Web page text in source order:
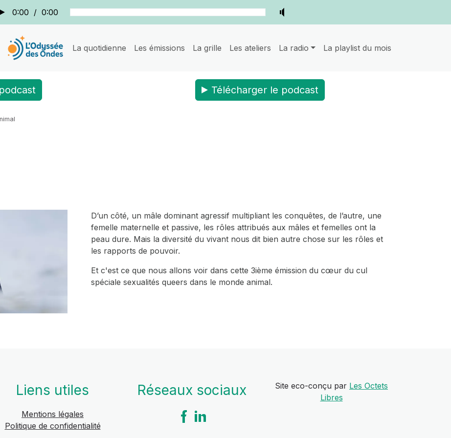
0:00 / 0:00
La quotidienne Les émissions La grille Les ateliers La radio La playlist du mois
Télécharger le podcast
D’un côté, un mâle dominant agressif multipliant les conquêtes, de l’autre, une
femelle maternelle et passive, les rôles attribués aux mâles et femelles ont la
peau dure. Mais la diversité du vivant nous dit bien autre chose sur les rôles et
les rapports de pouvoir.
Et c'est ce que nous allons voir dans cette 3ième émission du cœur du cul
spéciale sexualités queers dans le monde animal.
Liens utiles
Mentions légales
Politique de confidentialité
Réseaux sociaux Site eco-conçu par Les Octets
Libres